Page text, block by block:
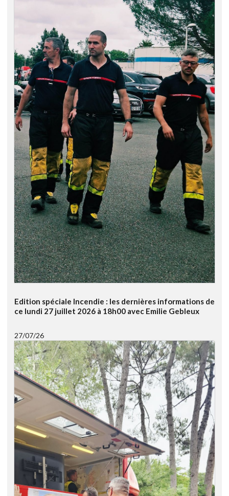
Edition spéciale Incendie : les dernières informations de
ce lundi 27 juillet 2026 à 18h00 avec Emilie Gebleux
27/07/26